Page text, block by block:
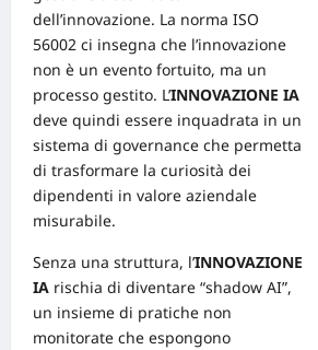
dell’innovazione. La norma ISO
56002 ci insegna che l’innovazione
non è un evento fortuito, ma un
processo gestito. L’INNOVAZIONE IA
deve quindi essere inquadrata in un
sistema di governance che permetta
di trasformare la curiosità dei
dipendenti in valore aziendale
misurabile.
Senza una struttura, l’INNOVAZIONE
IA rischia di diventare “shadow AI”,
un insieme di pratiche non
monitorate che espongono